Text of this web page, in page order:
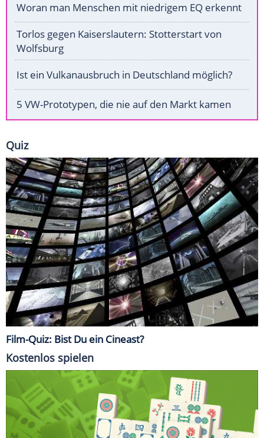
Woran man Menschen mit niedrigem EQ erkennt
Torlos gegen Kaiserslautern: Stotterstart von
Wolfsburg
Ist ein Vulkanausbruch in Deutschland möglich?
5 VW-Prototypen, die nie auf den Markt kamen
Quiz
Film-Quiz: Bist Du ein Cineast?
Kostenlos spielen